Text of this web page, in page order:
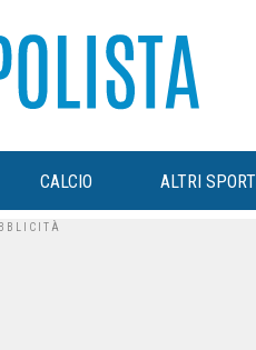
CALCIO ALTRI SPORT